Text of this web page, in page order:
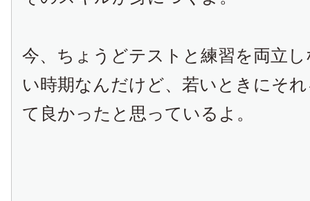
今、ちょうどテストと練習を両立
い時期なんだけど、若いときにそ
て良かったと思っているよ。